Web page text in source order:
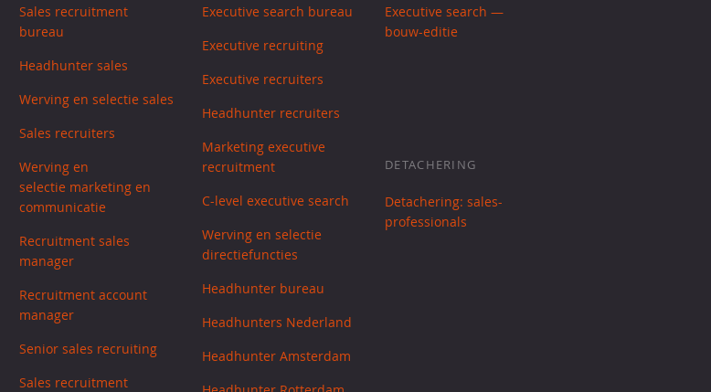
Sales recruitment
bureau
Headhunter sales
Werving en selectie sales
Sales recruiters
Werving en
selectie marketing en
communicatie
Recruitment sales
manager
Recruitment account
manager
Senior sales recruiting
Sales recruitment
Executive search bureau
Executive recruiting
Executive recruiters
Headhunter recruiters
Marketing executive
recruitment
C-level executive search
Werving en selectie
directiefuncties
Headhunter bureau
Headhunters Nederland
Headhunter Amsterdam
Executive search —
bouw-editie
DETACHERING
Detachering: sales-
professionals